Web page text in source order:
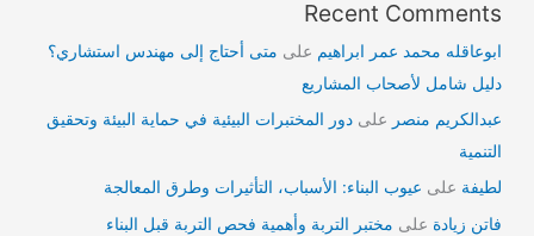
Recent Comments
ابوعاقله محمد عمر ابراهيم على متى أحتاج إلى مهندس استشاري؟
دليل شامل لأصحاب المشاريع
عبدالكريم منصر علىدور المختبرات البيئية في حماية البيئة وتحقيق
التنمية
لطيفة على عيوب البناء: الأسباب، التأثيرات وطرق المعالجة
فاتن زيادة على مختبر التربة وأهمية فحص التربة قبل البناء